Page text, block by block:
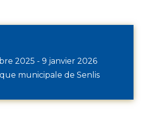
2025 - 9 janvier 2026
municipale de Senlis